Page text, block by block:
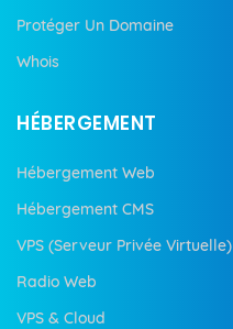
Protéger Un Domaine
Whois
HÉBERGEMENT
Hébergement Web
Hébergement CMS
VPS (Serveur Privée Virtuelle)
Radio Web
VPS & Cloud